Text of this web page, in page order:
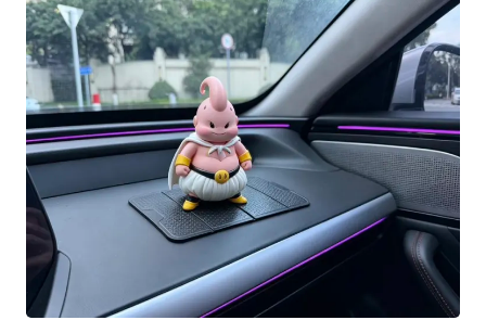
早已不是简单的动画片，而是从小陪我长大、一
直热爱至今的执念。还记得小学那会儿，生活娱
乐不多，最大的乐趣就是攒钱买龙珠漫画。那时
候